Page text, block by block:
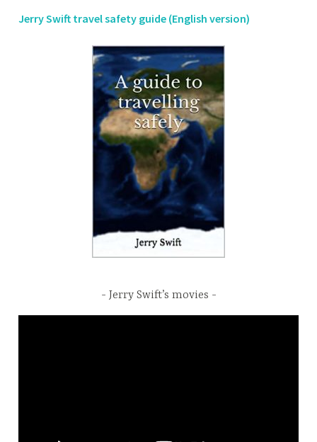
Jerry Swift travel safety guide (English version)
Jerry Swift’s movies